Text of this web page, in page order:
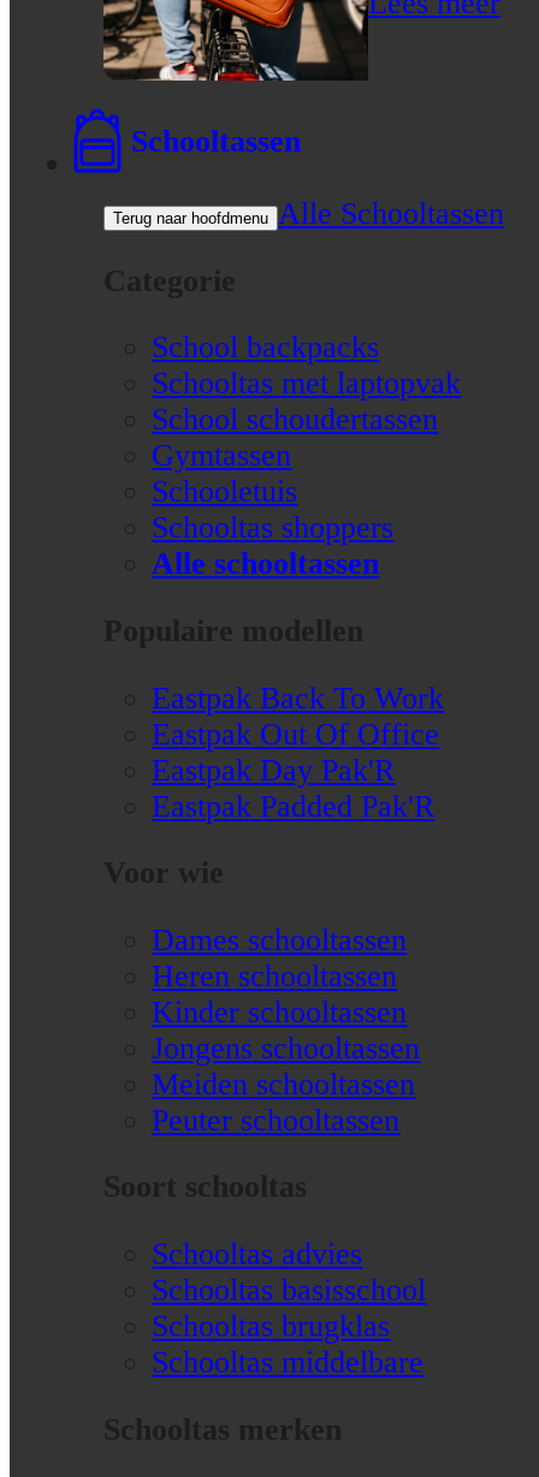
Schooltassen
Terug naar hoofdmenu Alle Schooltassen
Categorie
School backpacks
Schooltas met laptopvak
School schoudertassen
Gymtassen
Schooletuis
Schooltas shoppers
Alle schooltassen
Populaire modellen
Eastpak Back To Work
Eastpak Out Of Office
Eastpak Day Pak'R
Eastpak Padded Pak'R
Voor wie
Dames schooltassen
Heren schooltassen
Kinder schooltassen
Jongens schooltassen
Meiden schooltassen
Peuter schooltassen
Soort schooltas
Schooltas advies
Schooltas basisschool
Schooltas brugklas
Schooltas middelbare
Schooltas merken